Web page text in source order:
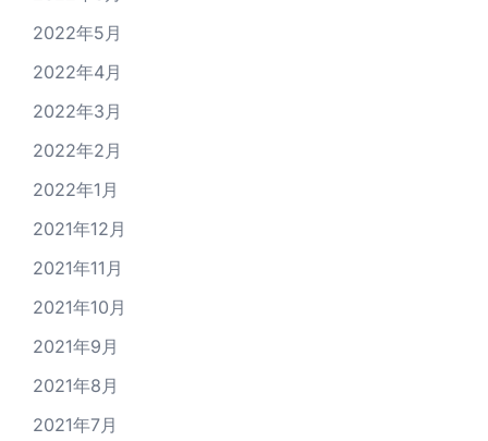
2022年5月
2022年4月
2022年3月
2022年2月
2022年1月
2021年12月
2021年11月
2021年10月
2021年9月
2021年8月
2021年7月